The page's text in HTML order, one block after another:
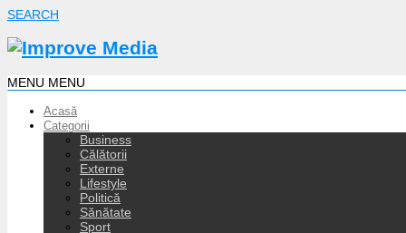
SEARCH
MENU MENU
Acasă
Categorii
Business
Călătorii
Externe
Lifestyle
Politică
Sănătate
Sport